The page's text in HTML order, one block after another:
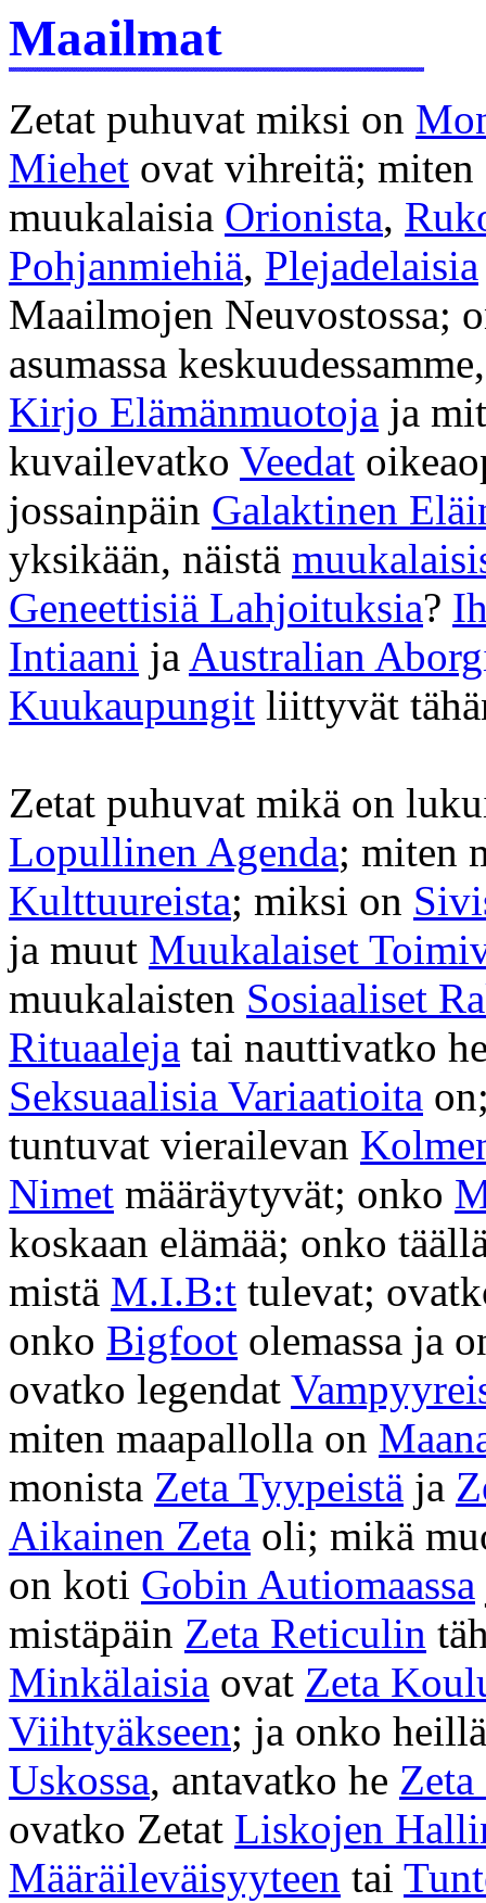
Maailmat
Zetat puhuvat miksi on
Miehet ovat vihreitä;
muukalaisia Orionista,
Pohjanmiehiä, Plejadelaisia
Maailmojen Neuvostossa;
asumassa
Kirjo Elämänmuotoja ja
kuvailevatko Veedat
jossainpäin Galaktinen
yksikään, näistä
Geneettisiä Lahjoituksia?
Intiaani ja Australian
Kuukaupungit liittyvät
Zetat puhuvat mikä on
Lopullinen Agenda; miten
Kulttuureista; miksi on
ja muut Muukalaiset
muukalaisten Sosiaaliset
Rituaaleja tai nauttivatko
Seksuaalisia Variaatioita
tuntuvat vierailevan
Nimet määräytyvät; onko
koskaan elämää; onko
mistä M.I.B:t tulevat;
onko Bigfoot olemassa ja
ovatko legendat
miten maapallolla on
monista Zeta Tyypeistä ja
Aikainen Zeta oli; mikä
on koti Gobin Autiomaassa
mistäpäin Zeta Reticulin
Minkälaisia ovat Zeta
Viihtyäkseen; ja onko
Uskossa, antavatko he
ovatko Zetat Liskojen
Määräileväisyyteen tai